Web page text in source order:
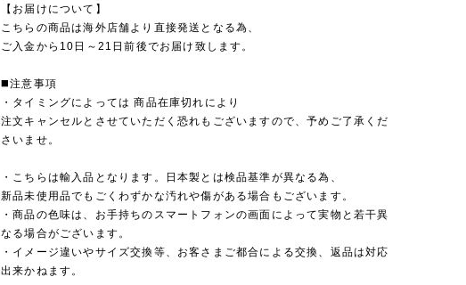
【お届けについて】
こちらの商品は海外店舗より直接発送となる為、
ご入金から10日～21日前後でお届け致します。
◼️注意事項
・タイミングによっては 商品在庫切れにより
注文キャンセルとさせていただく恐れもございますので、予めご了承くだ
さいませ。
・こちらは輸入品となります。日本製とは検品基準が異なる為、
新品未使用品でもごくわずかな汚れや傷がある場合もございます。
・商品の色味は、お手持ちのスマートフォンの画面によって実物と若干異
なる場合がございます。
・イメージ違いやサイズ交換等、お客さまご都合による交換、返品は対応
出来かねます。